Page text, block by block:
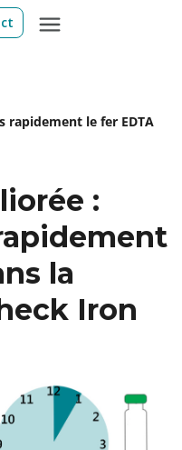
rapidement le fer EDTA
:
la
Iron